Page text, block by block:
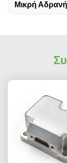
Μικρή